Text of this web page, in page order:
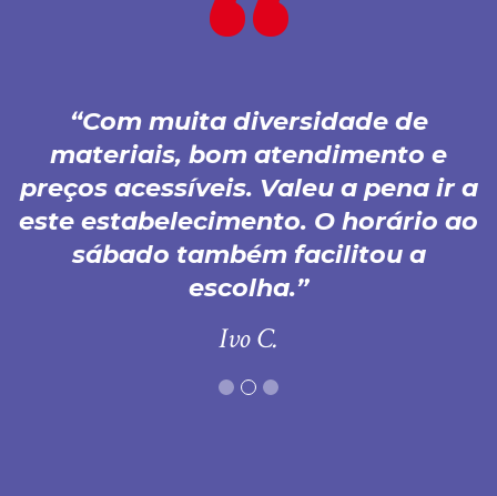
Com muita diversidade de
materiais, bom atendimento e
preços acessíveis. Valeu a pena ir a
este estabelecimento. O horário ao
sábado também facilitou a
escolha.
Ivo C.